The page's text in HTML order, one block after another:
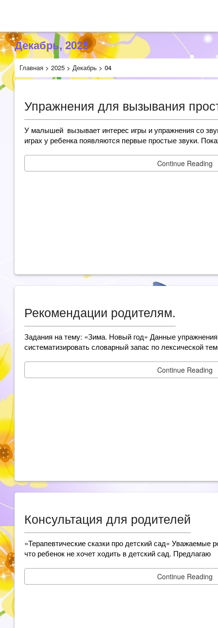
Декабрь, 2025
Главная > 2025 > Декабрь > 04
Упражнения для вызывания
У малышей вызывает интерес игры и упражнения со
играх у ребенка появляются первые простые звуки.
Continue Reading
Рекомендации родителям.
Задания на тему: «Зима. Новый год» Данные
систематизировать словарный запас по лексической
Continue Reading
Консультация для родителей
«Терапевтические сказки про детский сад» Уважаемые
что ребенок не хочет ходить в детский сад. Предлагаю
Continue Reading